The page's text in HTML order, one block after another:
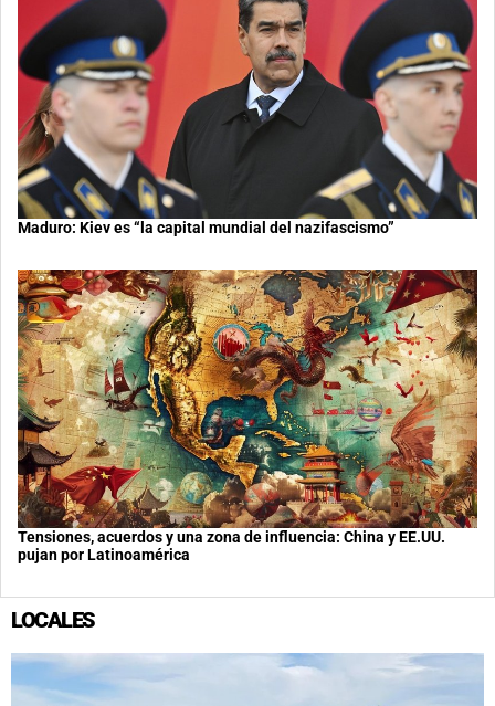
Maduro: Kiev es “la capital mundial del nazifascismo”
Tensiones, acuerdos y una zona de influencia: China y EE.UU.
pujan por Latinoamérica
LOCALES